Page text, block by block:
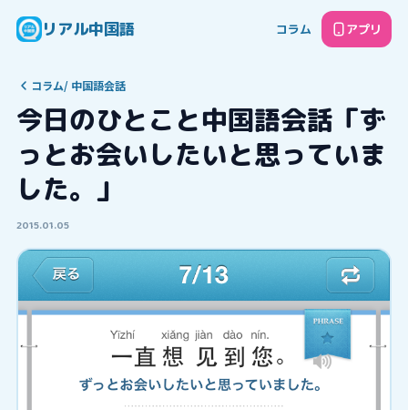
リアル中国語 コラム アプリ
コラム/ 中国語会話
今日のひとこと中国語会話「ず
っとお会いしたいと思っていま
した。」
2015.01.05